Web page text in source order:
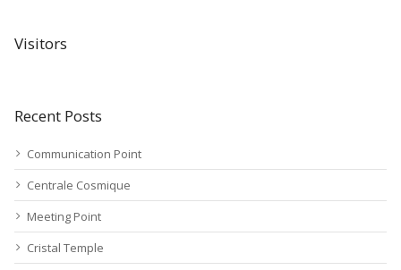
Visitors
Recent Posts
Communication Point
Centrale Cosmique
Meeting Point
Cristal Temple